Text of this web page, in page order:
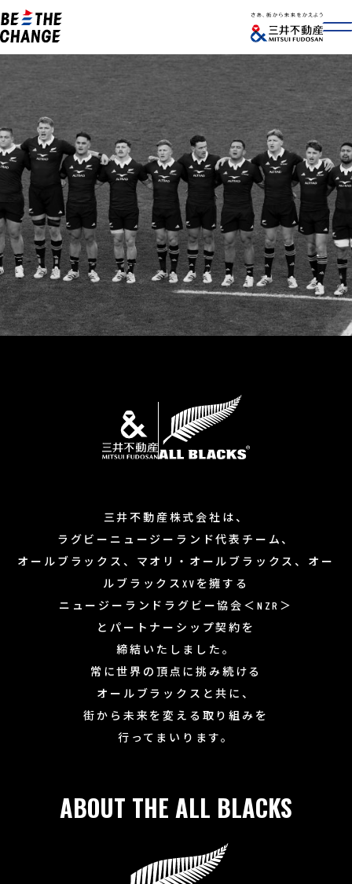
三井不動産株式会社は、
ラグビーニュージーランド代表チーム、
オールブラックス、マオリ・オールブラックス、 オー
ルブラックスXVを擁する
ニュージーランドラグビー協会＜NZR＞
と パートナーシップ契約を
締結いたしました。
常に世界の頂点に挑み続ける
オールブラックスと共に、
街から未来を変える取り組みを
行ってまいります。
ABOUT THE ALL BLACKS